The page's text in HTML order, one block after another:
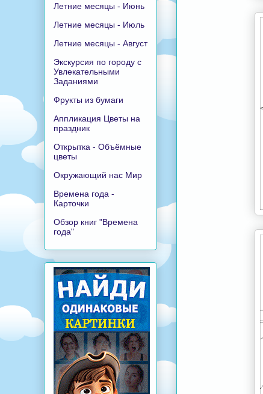
Летние месяцы - Июнь
Летние месяцы - Июль
Летние месяцы - Август
Экскурсия по городу с
Увлекательными
Заданиями
Фрукты из бумаги
Аппликация Цветы на
праздник
Открытка - Объёмные
цветы
Окружающий нас Мир
Времена года -
Карточки
Обзор книг "Времена
года"